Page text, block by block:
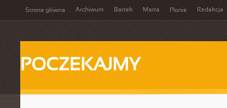
Strona główna Archiwum Bartek Marta Płonie Redakcja
POCZEKAJMY